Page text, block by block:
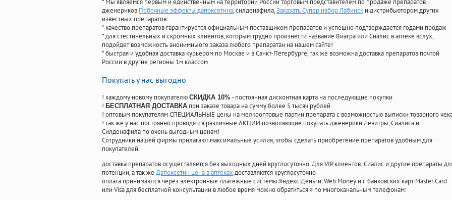
* Мы являемся первым и единственным на территории России торговым представителем по продаже препаратов
дженериков Побочные эффекты дапоксетина, силденафила,Заказать Супер набор Лабинск и дистрибьютором других
известных препаратов
* качество препаратов гарантируется официальным поставщиком препаратов и успешно подтверждается годами продаж
* для стестинельных и скромных клиентов, которым трудно произнести название Виагра или Сиалис в аптеке вслух,
подойдет возможность анонимныого заказа любого препаратан на нашем сайте!
* быстрая и удобная доставка курьером по Москве и в Санкт-Петербурге, так же возможна доставка препаратов почтой
России в другие регионы 1м классом
Покупать у нас выгодно
! каждому новому покупателю СКИДКА 10%- постоянная дисконтная карта на последующие покупки
! БЕСПЛАТНАЯ ДОСТАВКА при заказе товара на сумму более 5 тысяч рублей
! оптовым покупателям СПЕЦИАЛЬНЫЕ цены на мелкооптовые партии препарата с возможностью выписки товарного
! так же у нас постоянно проводятся различные АКЦИИ позволяющие покупать дженерики Левитры, Сиалиса и
Силденафила по очень выгодным ценам!
Cотрудники нашей фирмы прилагают максимальные усилия, чтобы сделать приобретение препаратов удобным для
покупателей
доставка препаратов осуществляется без выходных дней круглосуточно. Для VIP клиентов: Сиалис и другие препараты
потенции, а так же Дапоксетин цена в аптеках доставляются круглосуточно
оплата принимаются через электронные платежные системы Яндекс Деньги, Web Money и с банковских карт Master Card
или Visa для бесплатной консультации в любое время можно обратиться» по многоканальным телефонам: